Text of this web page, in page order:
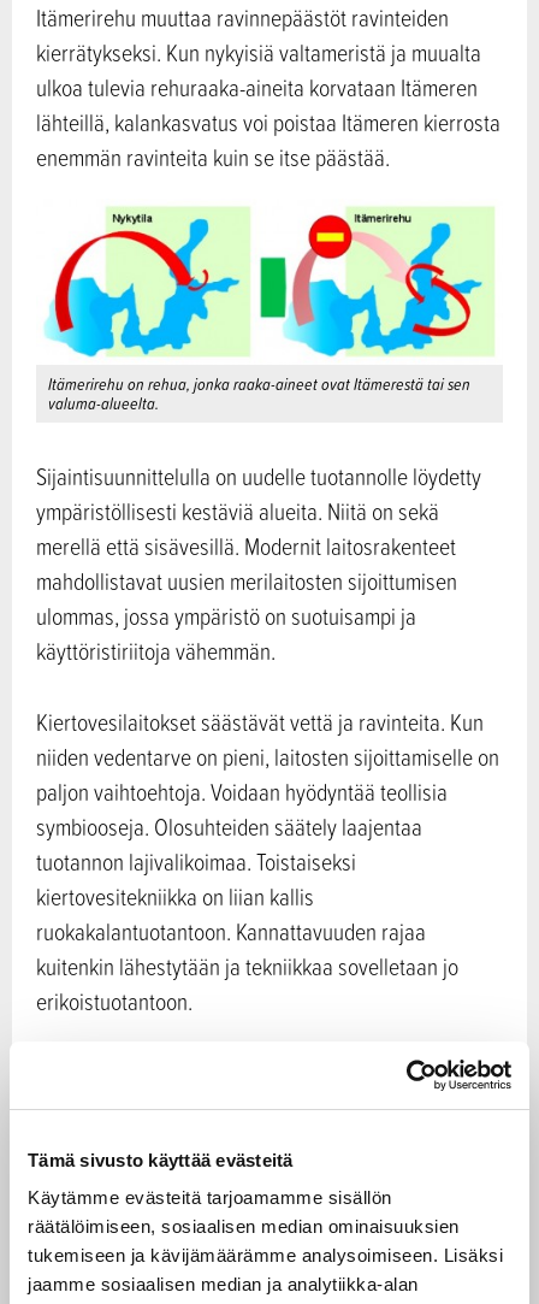
Tämä sivusto käyttää evästeitä
Käytämme evästeitä tarjoamamme sisällön
räätälöimiseen, sosiaalisen median ominaisuuksien
tukemiseen ja kävijämäärämme analysoimiseen. Lisäksi
jaamme sosiaalisen median ja analytiikka-alan
Itämerirehu muuttaa ravinnepäästöt ravinteiden
kierrätykseksi. Kun nykyisiä valtameristä ja muualta
ulkoa tulevia rehuraaka-aineita korvataan Itämeren
lähteillä, kalankasvatus voi poistaa Itämeren kierrosta
enemmän ravinteita kuin se itse päästää.
Itämerirehu on rehua, jonka raaka-aineet ovat Itämerestä tai sen
valuma-alueelta.
Sijaintisuunnittelulla on uudelle tuotannolle löydetty
ympäristöllisesti kestäviä alueita. Niitä on sekä
merellä että sisävesillä. Modernit laitosrakenteet
mahdollistavat uusien merilaitosten sijoittumisen
ulommas, jossa ympäristö on suotuisampi ja
käyttöristiriitoja vähemmän.
Kiertovesilaitokset säästävät vettä ja ravinteita. Kun
niiden vedentarve on pieni, laitosten sijoittamiselle on
paljon vaihtoehtoja. Voidaan hyödyntää teollisia
symbiooseja. Olosuhteiden säätely laajentaa
tuotannon lajivalikoimaa. Toistaiseksi
kiertovesitekniikka on liian kallis
ruokakalantuotantoon. Kannattavuuden rajaa
kuitenkin lähestytään ja tekniikkaa sovelletaan jo
erikoistuotantoon.
Alan kasvulla on kansantaloudellista merkitystä
arvosta. Se on paljon, lähes tuplasti enemmän kuin
hehkutetun koulutusviennin arvo samana vuonna.
Parempi omavaraisuus ei ole käpertymistä eikä